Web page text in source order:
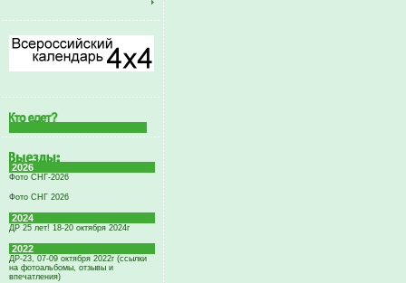
2026
Фото СНГ-2026
Фото СНГ 2026
2024
ДР 25 лет! 18-20 октября 2024г
2022
ДР-23, 07-09 октября 2022г (ссылки
на фотоальбомы, отзывы и
впечатления)